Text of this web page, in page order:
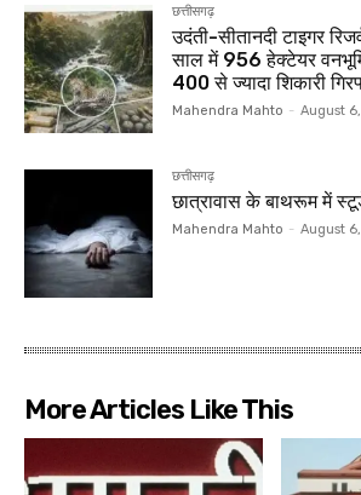
छत्तीसगढ़
उदंती-सीतानदी टाइगर
साल में 956 हेक्टेयर
400 से ज्यादा शिकारी
Mahendra Mahto - August
छत्तीसगढ़
छात्रावास के बाथरूम में
Mahendra Mahto - August
More Articles Like This